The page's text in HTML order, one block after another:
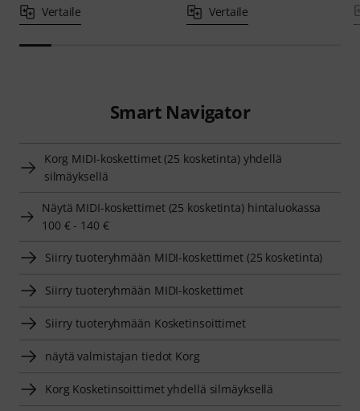
Vertaile Vertaile
Smart Navigator
Korg MIDI-koskettimet (25 kosketinta) yhdellä
silmäyksellä
Näytä MIDI-koskettimet (25 kosketinta) hintaluokassa
100 € - 140 €
Siirry tuoteryhmään MIDI-koskettimet (25 kosketinta)
Siirry tuoteryhmään MIDI-koskettimet
Siirry tuoteryhmään Kosketinsoittimet
näytä valmistajan tiedot Korg
Korg Kosketinsoittimet yhdellä silmäyksellä